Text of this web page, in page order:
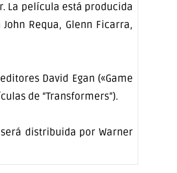
La película está producida
Requa, Glenn Ficarra,
David Egan («Game
de “Transformers”).
distribuida por Warner